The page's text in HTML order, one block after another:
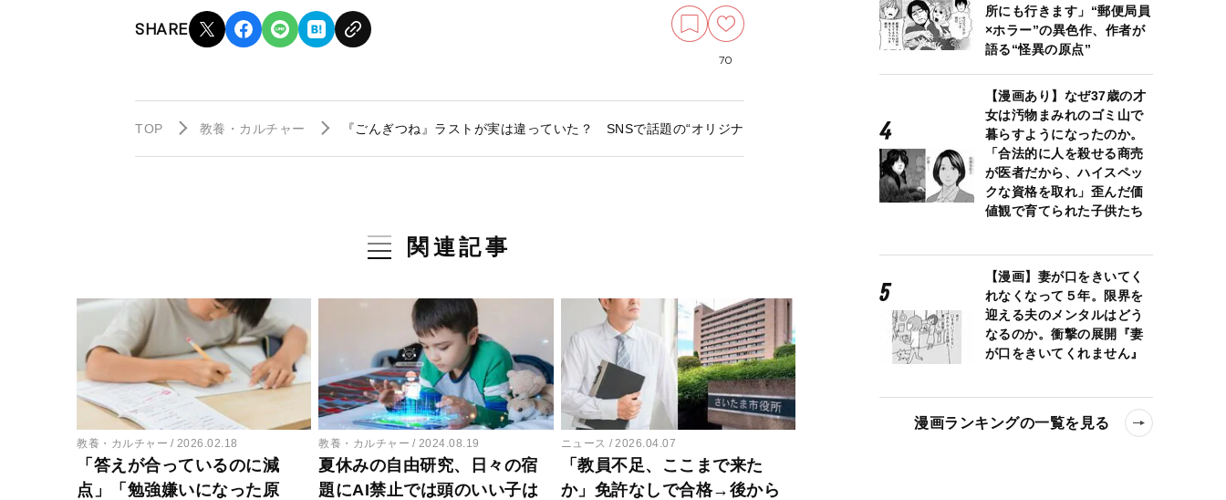
SHARE
70
TOP 教養・カルチャー 『ごんぎつね』ラストが実は違っていた？ SNSで話題の“オリジナル版”に「泣いた」「印象が全然違う」
関連記事
教養・カルチャー 2026.02.18
「答えが合っているのに減
点」「勉強嫌いになった原
教養・カルチャー 2024.08.19
夏休みの自由研究、日々の宿
題にAI禁止では頭のいい子は
ニュース 2026.04.07
「教員不足、ここまで来た
か」免許なしで合格→後から
所にも行きます」“郵便局員
×ホラー”の異色作、作者が
語る“怪異の原点”
【漫画あり】なぜ37歳の才
女は汚物まみれのゴミ山で
暮らすようになったのか。
「合法的に人を殺せる商売
が医者だから、ハイスペッ
クな資格を取れ」歪んだ価
値観で育てられた子供たち
【漫画】妻が口をきいてく
れなくなって５年。限界を
迎える夫のメンタルはどう
なるのか。衝撃の展開『妻
が口をきいてくれません』
漫画ランキングの一覧を見る